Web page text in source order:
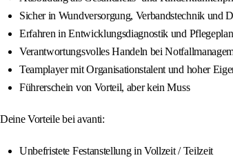
Sicher in Wundversorgung, Verbandstechnik und
Erfahren in Entwicklungsdiagnostik und
Verantwortungsvolles Handeln bei
Teamplayer mit Organisationstalent und hoher
Führerschein von Vorteil, aber kein Muss
Deine Vorteile bei avanti:
Unbefristete Festanstellung in Vollzeit / Teilzeit